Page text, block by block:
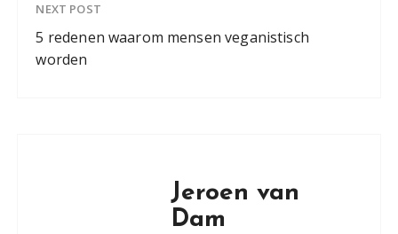
NEXT POST
5 redenen waarom mensen veganistisch
worden
Jeroen van
Dam